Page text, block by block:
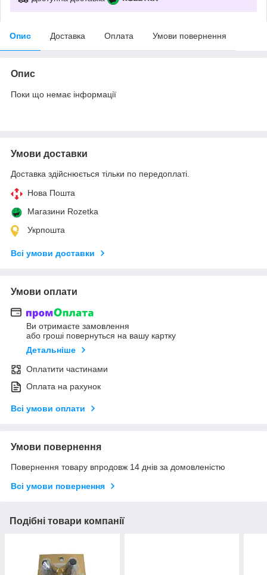
Опис Доставка Оплата Умови повернення
Опис
Поки що немає інформації
Умови доставки
Доставка здійснюється тільки по передоплаті.
Нова Пошта
Магазини Rozetka
Укрпошта
Всі умови доставки
Умови оплати
Ви отримаєте замовлення
або гроші повернуться на вашу картку
Детальніше
Оплатити частинами
Оплата на рахунок
Всі умови оплати
Умови повернення
Повернення товару впродовж 14 днів за домовленістю
Всі умови повернення
Подібні товари компанії